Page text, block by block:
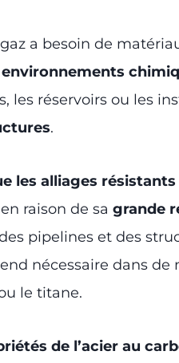
a besoin de
les réservoirs ou les
.
les alliages
raison de sa grande
pipelines et des
nécessaire dans
le titane.
de l’acier au